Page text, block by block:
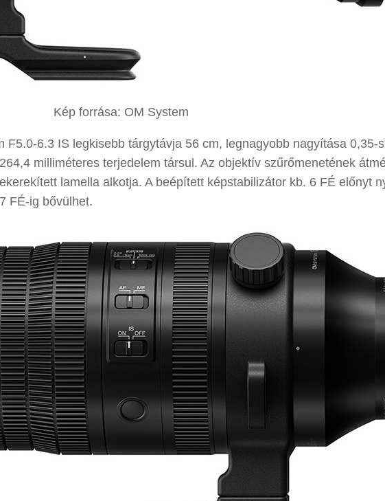
Kép forrása: OM System
F5.0-6.3 IS legkisebb tárgytávja 56 cm, legnagyobb nagyítása 0,35-
milliméteres terjedelem társul. Az objektív szűrőmenetének
lamella alkotja. A beépített képstabilizátor kb. 6 FÉ előnyt
FÉ-ig bővülhet.